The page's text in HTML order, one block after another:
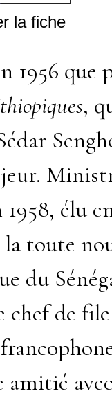
la fiche
1956 que
,
élu
toute
du
chef de
amitié